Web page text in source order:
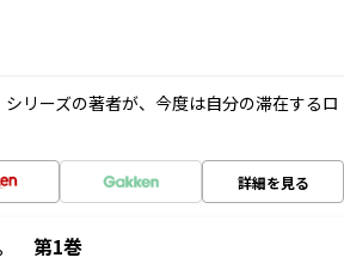
リーズの著者が、今度は自分の滞在するロ
詳細を見る
第1巻